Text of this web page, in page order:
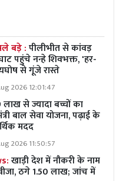
बड़े :पीलीभीत से कांवड़
पहुंचे नन्हे शिवभक्त, 'हर-
से गूंजे रास्ते
2026 12:01:47
लाख से ज्यादा बच्चों का
बाल सेवा योजना, पढ़ाई के
मदद
2026 11:50:57
खाड़ी देश में नौकरी के नाम
ठगे 1.50 लाख; जांच में